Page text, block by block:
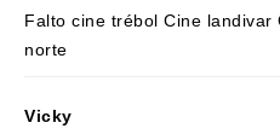
Falto cine trébol Cine
norte
Vicky